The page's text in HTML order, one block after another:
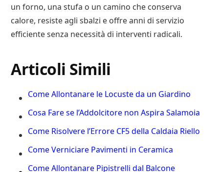
un forno, una stufa o un camino che conserva
calore, resiste agli sbalzi e offre anni di servizio
efficiente senza necessità di interventi radicali.
Articoli Simili
Come Allontanare le Locuste da un Giardino
Cosa Fare se l’Addolcitore non Aspira Salamoia
Come Risolvere l’Errore CF5 della Caldaia Riello
Come Verniciare Pavimenti in Ceramica
Come Allontanare Pipistrelli dal Balcone